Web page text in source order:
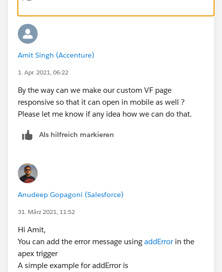
Vf Page-
add this tag in VF Code
<apex:pageMessages ></apex:pageMessages>
Please mark it as the best answer if it helps you to
fix the issue.
Thank you!
Regards,
Amit Singh (Accenture)
1. Apr. 2021, 06:22
By the way can we make our custom VF page
responsive so that it can open in mobile as well ?
Please let me know if any idea how we can do that.
Als hilfreich markieren
Anudeep Gopagoni (Salesforce)
31. März 2021, 11:52
Hi Amit,
You can add the error message using addErrorin the
apex trigger
A simple example for addError is